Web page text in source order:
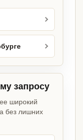
запросу
широкий
без лишних